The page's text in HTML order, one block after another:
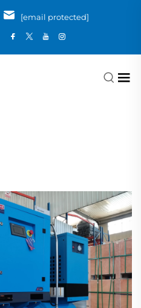
[email protected]